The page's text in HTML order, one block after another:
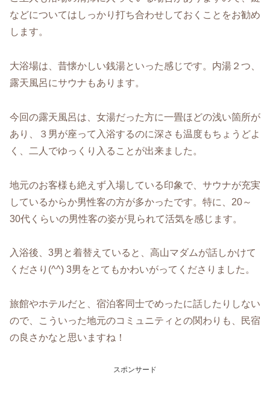
などについてはしっかり打ち合わせしておくことをお勧め
します。
大浴場は、昔懐かしい銭湯といった感じです。内湯２つ、
露天風呂にサウナもあります。
今回の露天風呂は、女湯だった方に一畳ほどの浅い箇所が
あり、３男が座って入浴するのに深さも温度もちょうどよ
く、二人でゆっくり入ることが出来ました。
地元のお客様も絶えず入場している印象で、サウナが充実
しているからか男性客の方が多かったです。特に、20～
30代くらいの男性客の姿が見られて活気を感じます。
入浴後、3男と着替えていると、高山マダムが話しかけて
くださり(^^) 3男をとてもかわいがってくださりました。
旅館やホテルだと、宿泊客同士でめったに話したりしない
ので、こういった地元のコミュニティとの関わりも、民宿
の良さかなと思いますね！
スポンサード